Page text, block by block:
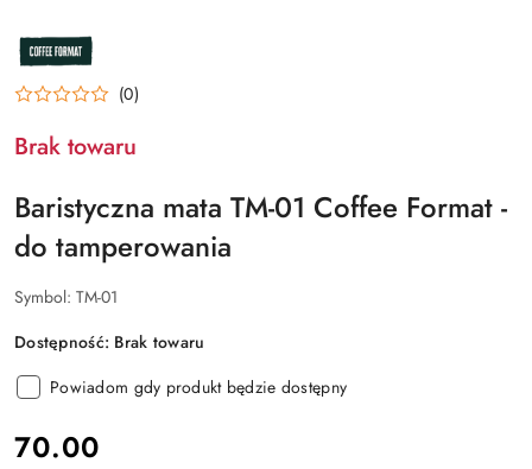
NAZWA
PRODUCENTA:
COFFEE
FORMAT (0)
Brak towaru
Baristyczna mata TM-01 Coffee Format -
do tamperowania
Symbol: TM-01
Dostępność: Brak towaru
Powiadom gdy produkt będzie dostępny
cena:
70.00